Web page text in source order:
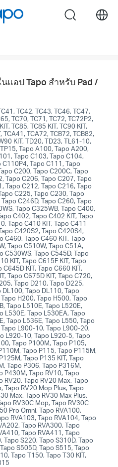
search
แอป Tapo สำหรับ Pad /
TC42, TC43, TC46, TC47,
TC70, TC71, TC72, TC72P2,
TC85, TC85 KIT, TC90 KIT,
TCA41, TCA72, TCB72, TCB82,
KIT, TD20, TD23, TL61-10,
Tapo A100, Tapo A200,
Tapo C103, Tapo C104,
Tapo C111, Tapo
C200, Tapo C200C, Tapo
Tapo C206, Tapo C207, Tapo
Tapo C212, Tapo C216, Tapo
C225, Tapo C230, Tapo
C246D, Tapo C260, Tapo
Tapo C325WB, Tapo C400,
C402, Tapo C402 KIT, Tapo
Tapo C410 KIT, Tapo C411
C420S2, Tapo C420S4,
C460, Tapo C460 KIT, Tapo
Tapo C510W, Tapo C51A,
C530WS, Tapo C545D, Tapo
KIT, Tapo C615F KIT, Tapo
C645D KIT, Tapo C660 KIT,
Tapo C675D KIT, Tapo C720,
Tapo D210, Tapo D225,
Tapo DL110, Tapo
H200, Tapo H500, Tapo
Tapo L510E, Tapo L520E,
L530E, Tapo L530EA, Tapo
Tapo L536E, Tapo L550, Tapo
L900-10, Tapo L900-20,
L920-10, Tapo L920-5, Tapo
Tapo P100M, Tapo P105,
Tapo P115, Tapo P115M,
Tapo P135 KIT, Tapo
Tapo P306, Tapo P316M,
P430M, Tapo RV10, Tapo
RV20, Tapo RV20 Max, Tapo
Tapo RV20 Mop Plus, Tapo
Max, Tapo RV30 Max Plus,
RV30C Mop, Tapo RV30C
Pro Omni, Tapo RVA100,
RVA103, Tapo RVA104, Tapo
Tapo RVA300, Tapo
Tapo RVA411, Tapo
Tapo S220, Tapo S310D, Tapo
S505D, Tapo S515, Tapo
Tapo T150, Tapo T30 KIT,